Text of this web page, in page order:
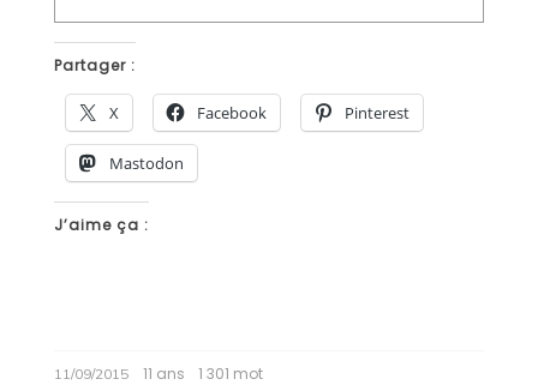
Partager :
X Facebook Pinterest
Mastodon
J’aime ça :
11/09/2015 11 ans 1 301 mot